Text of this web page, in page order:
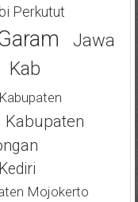
Perkutut
Jawa
Kab
Kabupaten
Kabupaten
Mojokerto